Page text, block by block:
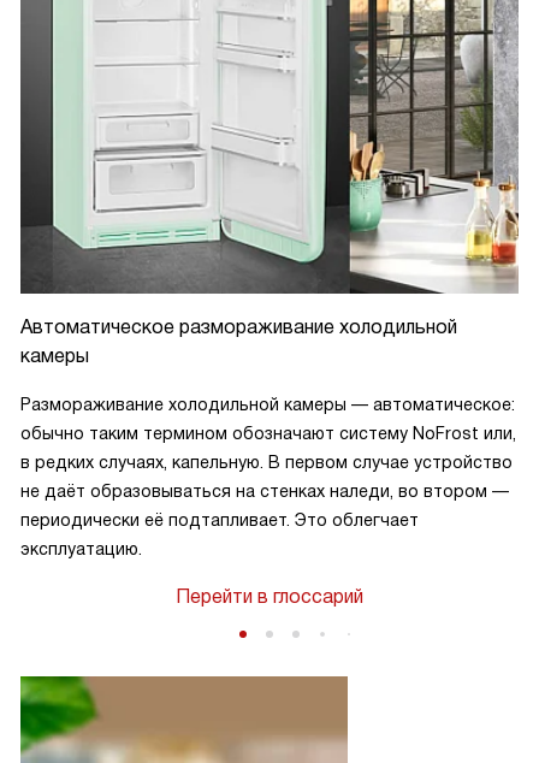
Автоматическое размораживание холодильной
камеры
Размораживание холодильной камеры — автоматическое:
обычно таким термином обозначают систему NoFrost или,
в редких случаях, капельную. В первом случае устройство
не даёт образовываться на стенках наледи, во втором —
периодически её подтапливает. Это облегчает
эксплуатацию.
Перейти в глоссарий